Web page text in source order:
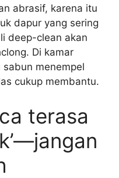
abrasif, karena itu
dapur yang sering
deep-clean akan
Di kamar
menempel
cukup membantu.
terasa